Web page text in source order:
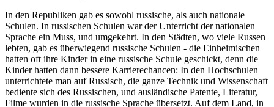
In den Republiken gab es sowohl russische, als auch nationale
Schulen. In russischen Schulen war der Unterricht der nationalen
Sprache ein Muss, und umgekehrt. In den Städten, wo viele Russen
lebten, gab es überwiegend russische Schulen - die Einheimischen
hatten oft ihre Kinder in eine russische Schule geschickt, denn die
Kinder hatten dann bessere Karrierechancen: In den Hochschulen
unterrichtete man auf Russisch, die ganze Technik und Wissenschaft
bediente sich des Russischen, und ausländische Patente, Literatur,
Filme wurden in die russische Sprache übersetzt. Auf dem Land, in